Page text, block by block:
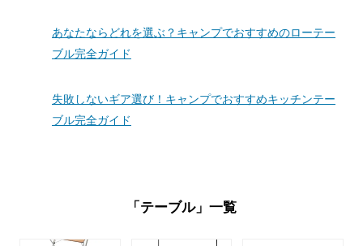
あなたならどれを選ぶ？キャンプでおすすめのローテー
ブル完全ガイド
失敗しないギア選び！キャンプでおすすめキッチンテー
ブル完全ガイド
「テーブル」一覧